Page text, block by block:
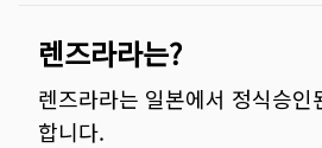
렌즈라라는?
렌즈라라는 일본에서 정식승인
합니다.